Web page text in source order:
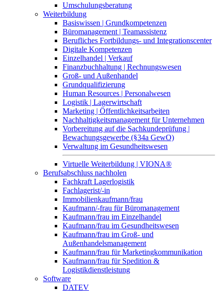
Umschulungsberatung
Weiterbildung
Basiswissen | Grundkompetenzen
Büromanagement | Teamassistenz
Berufliches Fortbildungs- und Integrationscenter
Digitale Kompetenzen
Einzelhandel | Verkauf
Finanzbuchhaltung | Rechnungswesen
Groß- und Außenhandel
Grundqualifizierung
Human Resources | Personalwesen
Logistik | Lagerwirtschaft
Marketing | Öffentlichkeitsarbeiten
Nachhaltigkeitsmanagement für Unternehmen
Vorbereitung auf die Sachkundeprüfung |
Bewachungsgewerbe (§34a GewO)
Verwaltung im Gesundheitswesen
Virtuelle Weiterbildung | VIONA®
Berufsabschluss nachholen
Fachkraft Lagerlogistik
Fachlagerist/-in
Immobilienkaufmann/frau
Kaufmann/-frau für Büromanagement
Kaufmann/frau im Einzelhandel
Kaufmann/frau im Gesundheitswesen
Kaufmann/frau im Groß- und
Außenhandelsmanagement
Kaufmann/frau für Marketingkommunikation
Kaufmann/frau für Spedition &
Logistikdienstleistung
Software
DATEV